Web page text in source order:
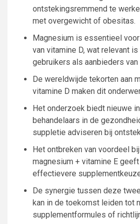
ontstekingsremmend te
met overgewicht of obesitas.
Magnesium is essentieel
van vitamine D, wat relevant is
gebruikers als aanbieders
De wereldwijde tekorten aan
vitamine D maken dit
Het onderzoek biedt nieuwe
behandelaars in de
suppletie adviseren bij
Het ontbreken van voordeel
magnesium + vitamine E
effectievere
De synergie tussen deze
kan in de toekomst leiden tot
supplementformules of